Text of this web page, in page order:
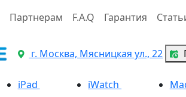
Партнерам F.A.Q Гарантия
г. Москва, Мясницкая ул., 22
iPad iWatch